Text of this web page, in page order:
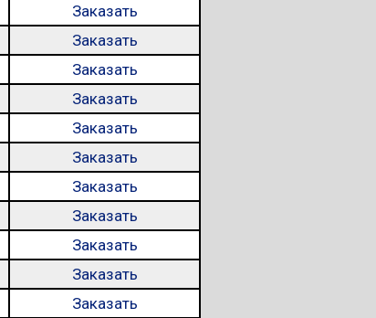
Заказать
Заказать
Заказать
Заказать
Заказать
Заказать
Заказать
Заказать
Заказать
Заказать
Заказать